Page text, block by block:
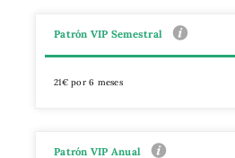
Patrón VIP Semestral
21€ por 6 meses
Patrón VIP Anual